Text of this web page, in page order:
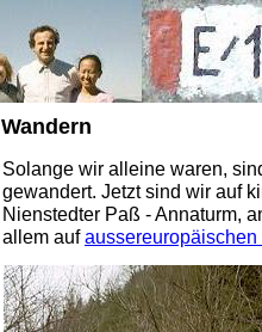
Wandern
Solange wir alleine waren,
gewandert. Jetzt sind wir auf
Nienstedter Paß - Annaturm,
allem aufaussereuropäischen